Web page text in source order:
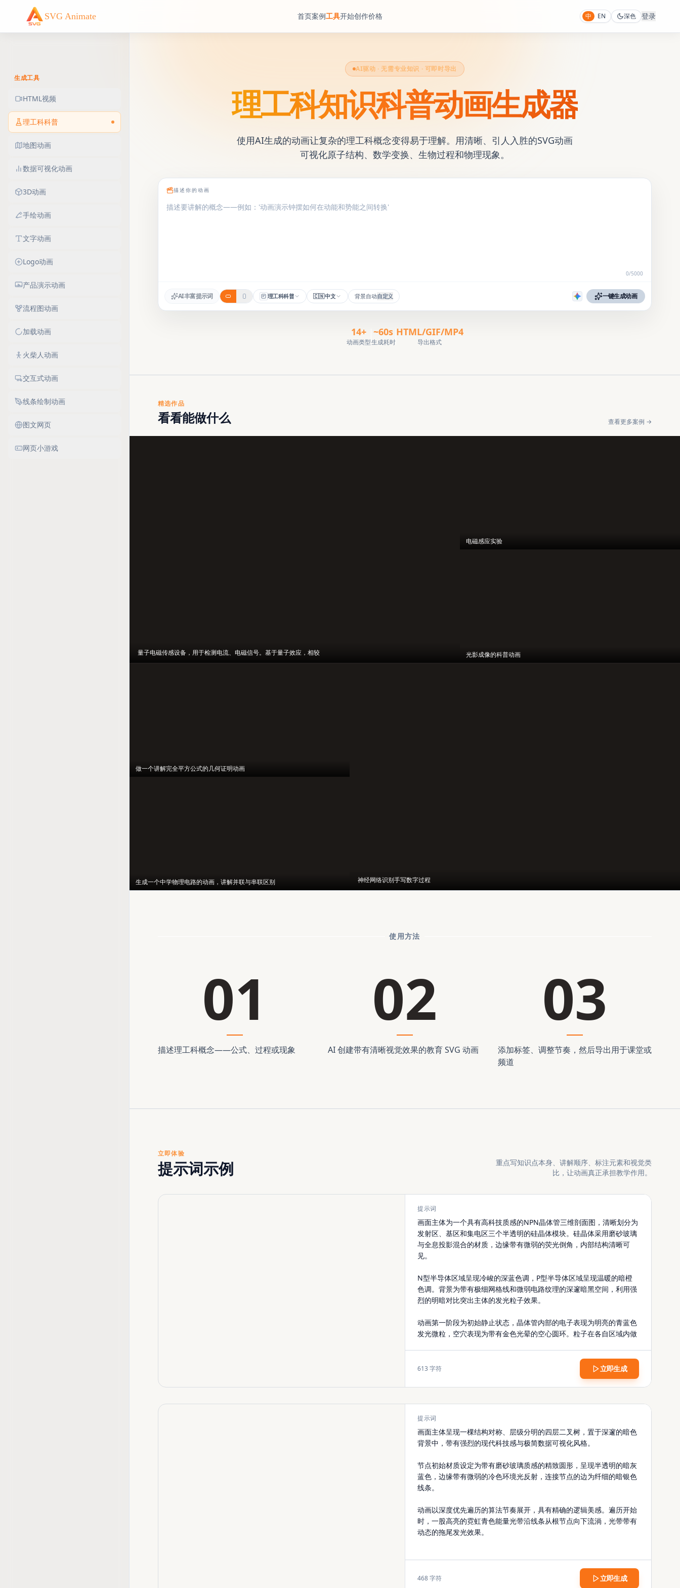
SVG Animate 首页案例工具开始创作价格 中 EN 深色 登录
生成工具
HTML视频
理工科科普
地图动画
数据可视化动画
3D动画
手绘动画
文字动画
Logo动画
产品演示动画
流程图动画
加载动画
火柴人动画
交互式动画
线条绘制动画
图文网页
网页小游戏
AI驱动 · 无需专业知识 · 可即时导出
理工科知识科普动画生成器
使用AI生成的动画让复杂的理工科概念变得易于理解。用清晰、引人入胜的SVG动画
可视化原子结构、数学变换、生物过程和物理现象。
描述你的动画
0/5000
AI丰富提示词 理工科科普 🇨🇳中文 背景自动自定义 一键生成动画
14+
动画类型
~60s
生成耗时
HTML/GIF/MP4
导出格式
精选作品
看看能做什么 查看更多案例 →
量子电磁传感设备，用于检测电流、电磁信号。基于量子效应，相较
电磁感应实验
光影成像的科普动画
做一个讲解完全平方公式的几何证明动画
生成一个中学物理电路的动画，讲解并联与串联区别 神经网络识别手写数字过程
使用方法
01
描述理工科概念——公式、过程或现象
02
AI 创建带有清晰视觉效果的教育 SVG 动画
03
添加标签、调整节奏，然后导出用于课堂或
频道
立即体验
提示词示例
重点写知识点本身、讲解顺序、标注元素和视觉类
比，让动画真正承担教学作用。
提示词
613 字符 立即生成
提示词
468字符 立即生成